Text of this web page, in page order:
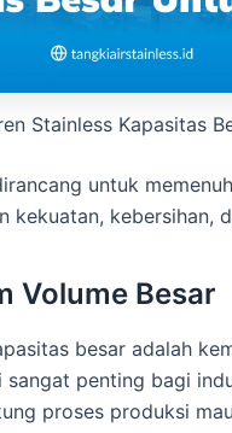
Stainless Kapasitas
untuk
kekuatan, kebersihan,
Volume Besar
besar adalah
penting bagi
proses produksi